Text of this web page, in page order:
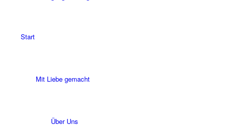
Start
Mit Liebe gemacht
Über Uns